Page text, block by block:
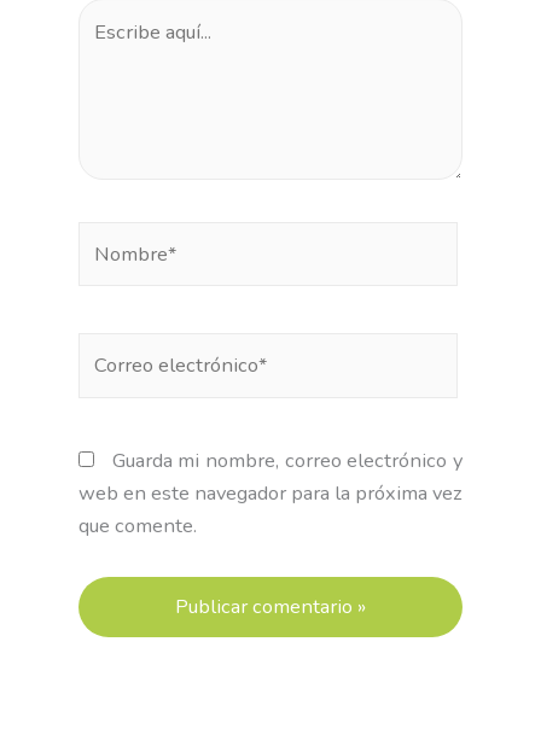
aquí...
electrónico*
Guarda mi nombre, correo electrónico y
web en este navegador para la próxima vez
que comente.